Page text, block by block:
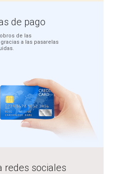
de pago
de las
a las pasarelas
redes sociales